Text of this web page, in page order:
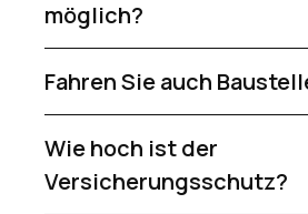
möglich?
Fahren Sie auch
Wie hoch ist der
Versicherungsschutz?